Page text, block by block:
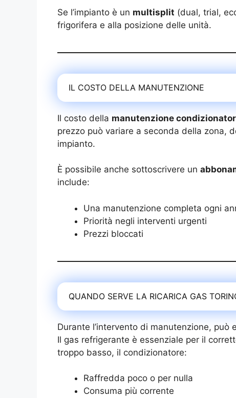
Se l’impianto è un multisplit (dual, trial,
frigorifera e alla posizione delle unità.
IL COSTO DELLA MANUTENZIONE
Il costo della manutenzione
prezzo può variare a seconda della zona,
impianto.
È possibile anche sottoscrivere un
include:
Una manutenzione completa ogni
Priorità negli interventi urgenti
Prezzi bloccati
QUANDO SERVE LA RICARICA GAS
Durante l’intervento di manutenzione, può
Il gas refrigerante è essenziale per il
troppo basso, il condizionatore:
Raffredda poco o per nulla
Consuma più corrente